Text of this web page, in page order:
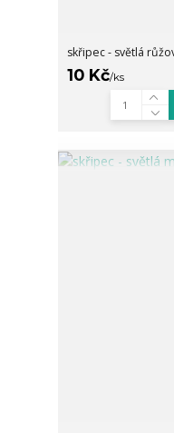
skřipec - světlá
10 Kč/ks